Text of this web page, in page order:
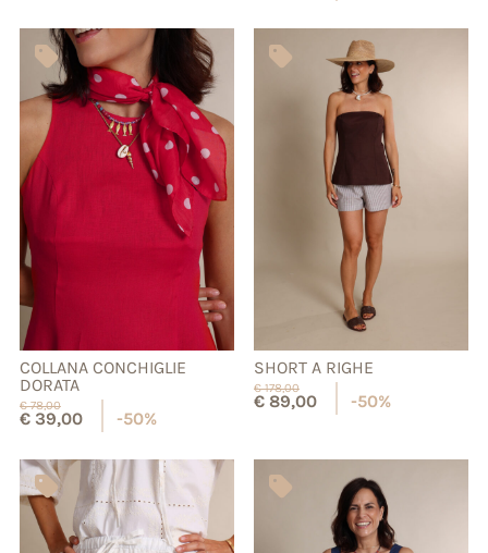
COLLANA CONCHIGLIE
DORATA
€78,00
€39,00 -50%
SHORT A RIGHE
€178,00
€89,00 -50%